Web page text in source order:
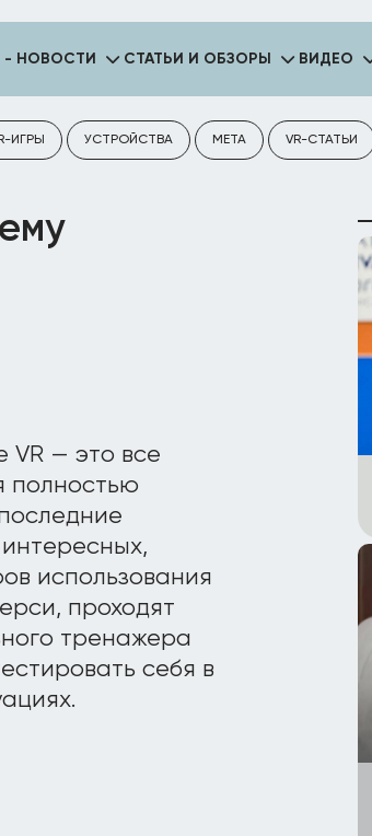
- НОВОСТИ СТАТЬИ И ОБЗОРЫ ВИДЕО
ИГРЫ УСТРОЙСТВА META VR-СТАТЬИ
VR — это все
полностью
использования
проходят
тренажера
себя в